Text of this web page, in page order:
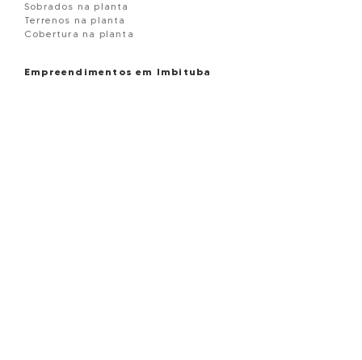
Sobrados na planta
Terrenos na planta
Cobertura na planta
Empreendimentos em Imbituba